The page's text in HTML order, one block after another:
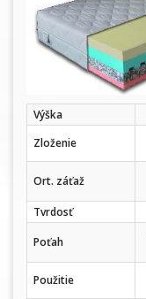
Výška
Zloženie
Ort. záťaž
Tvrdosť
Poťah
Použitie